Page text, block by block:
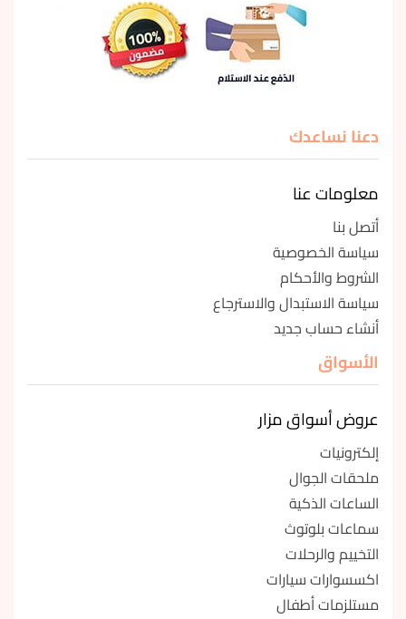
دعنا نساعدك
معلومات عنا
أتصل بنا
سياسة الخصوصية
الشروط والأحكام
سياسة الاستبدال والاسترجاع
أنشاء حساب جديد
الأسواق
عروض أسواق مزار
إلكترونيات
ملحقات الجوال
الساعات الذكية
سماعات بلوتوث
التخييم والرحلات
اكسسوارات سيارات
مستلزمات أطفال